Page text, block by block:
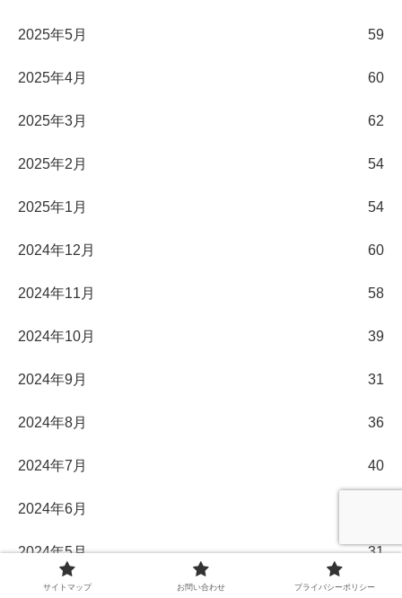
2025年5月 59
2025年4月 60
2025年3月 62
2025年2月 54
2025年1月 54
2024年12月 60
2024年11月 58
2024年10月 39
2024年9月 31
2024年8月 36
2024年7月 40
2024年6月
2024年5月 31
2024年4月
サイトマップ お問い合わせ プライバシーポリシー